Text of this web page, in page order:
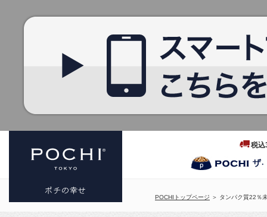
税込
POCHIトップページ ＞ タンパク質22％